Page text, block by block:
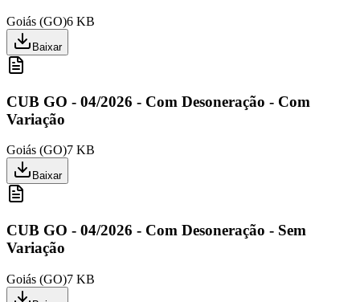
Goiás (GO)6 KB
Baixar
CUB GO - 04/2026 - Com Desoneração - Com
Variação
Goiás (GO)7 KB
Baixar
CUB GO - 04/2026 - Com Desoneração - Sem
Variação
Goiás (GO)7 KB